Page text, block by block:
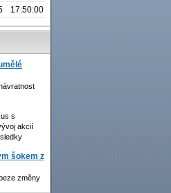
17:50:00
s
akcií
šokem z
změny